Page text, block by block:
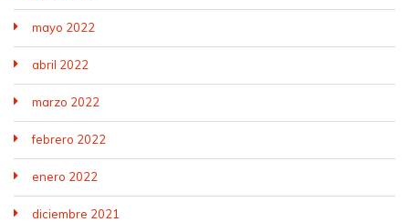
mayo 2022
abril 2022
marzo 2022
febrero 2022
enero 2022
diciembre 2021